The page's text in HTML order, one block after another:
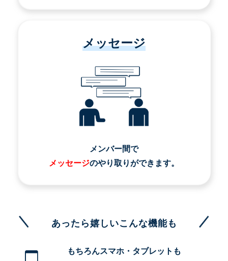
メッセージ
メンバー間で
メッセージのやり取りができます。
あったら嬉しいこんな機能も
もちろんスマホ・タブレットも